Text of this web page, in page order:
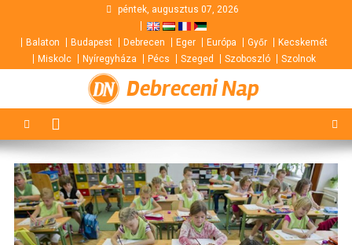
content
péntek, augusztus 07, 2026
Balaton Budapest Debrecen Eger Európa Győr
Kecskemét
Miskolc
Nyíregyháza Pécs Szeged Szoboszló Szolnok
Debreceni Nap